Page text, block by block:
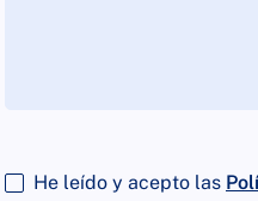
He leído y acepto las